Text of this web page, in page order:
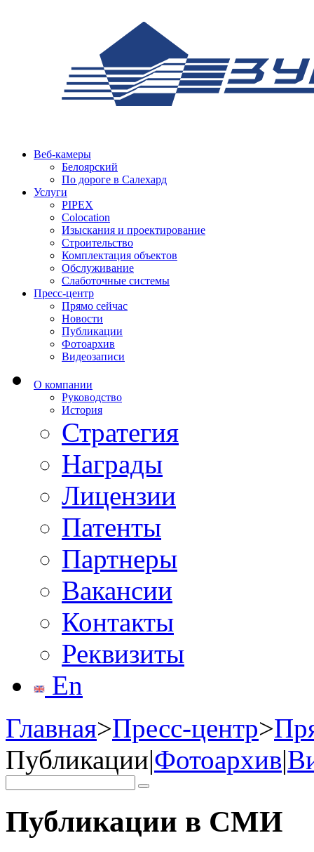
Веб-камеры
Белоярский
По дороге в Салехард
Услуги
PIPEX
Colocation
Изыскания и проектирование
Строительство
Комплектация объектов
Обслуживание
Слаботочные системы
Пресс-центр
Прямо сейчас
Новости
Публикации
Фотоархив
Видеозаписи
О компании
Руководство
История
Стратегия
Награды
Лицензии
Патенты
Партнеры
Вакансии
Контакты
Реквизиты
En
Главная>Пресс-центр>
Публикации|Фотоархив|
Публикации в СМИ